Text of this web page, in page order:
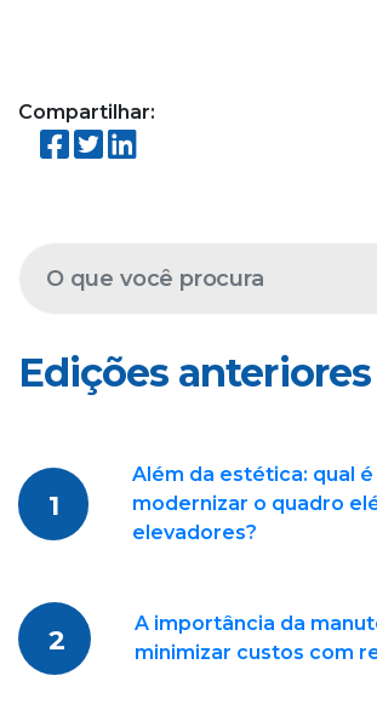
Compartilhar:
Edições anteriores
1
Além da estética: qual é
modernizar o quadro
elevadores?
2
A importância da
minimizar custos com